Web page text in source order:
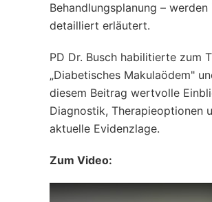
Behandlungsplanung –
detailliert erläutert.
PD Dr. Busch habilitierte zum
„Diabetisches Makulaödem"
diesem Beitrag wertvolle
Diagnostik, Therapieoptionen
aktuelle Evidenzlage.
Zum Video: